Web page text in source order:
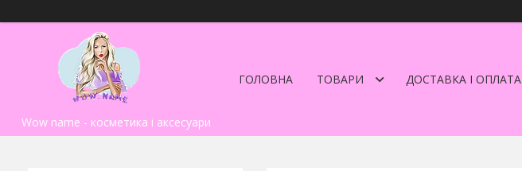
Wow name - косметика і аксесуари
ГОЛОВНА ТОВАРИ ДОСТАВКА І ОПЛАТА